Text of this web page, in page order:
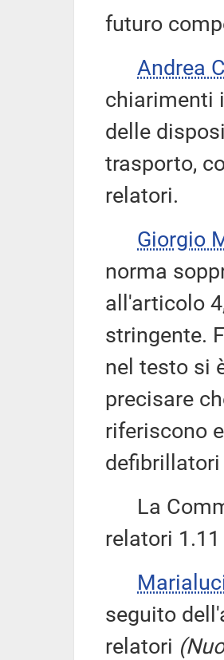
futuro
Andrea
chiarimenti
delle
trasporto,
relatori.
Giorgio
norma
all'articolo
stringente.
nel testo si
precisare
riferiscono
La
relatori
seguito
relatori